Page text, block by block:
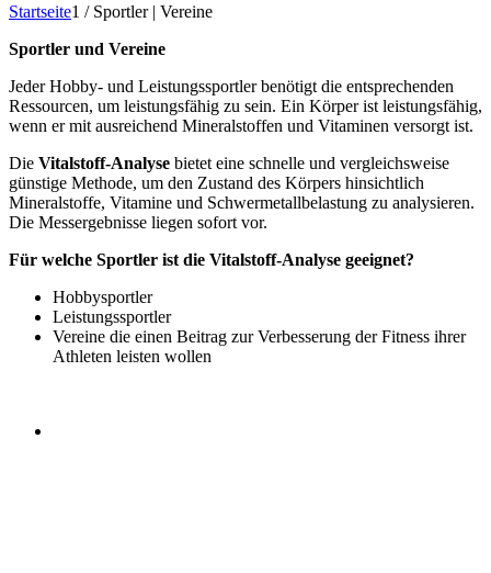
Startseite1 / Sportler | Vereine
Sportler und Vereine
Jeder Hobby- und Leistungssportler benötigt die entsprechenden
Ressourcen, um leistungsfähig zu sein. Ein Körper ist leistungsfähig,
wenn er mit ausreichend Mineralstoffen und Vitaminen versorgt ist.
Die Vitalstoff-Analyse bietet eine schnelle und vergleichsweise
günstige Methode, um den Zustand des Körpers hinsichtlich
Mineralstoffe, Vitamine und Schwermetallbelastung zu analysieren.
Die Messergebnisse liegen sofort vor.
Für welche Sportler ist die Vitalstoff-Analyse geeignet?
Hobbysportler
Leistungssportler
Vereine die einen Beitrag zur Verbesserung der Fitness ihrer
Athleten leisten wollen